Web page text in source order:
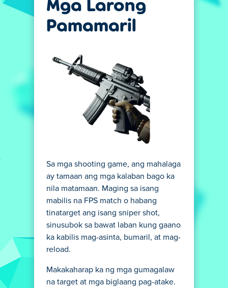
Pamamaril
Sa mga shooting game, ang mahalaga
ay tamaan ang mga kalaban bago ka
nila matamaan. Maging sa isang
mabilis na FPS match o habang
tinatarget ang isang sniper shot,
sinusubok sa bawat laban kung gaano
ka kabilis mag-asinta, bumaril, at mag-
reload.
Makakaharap ka ng mga gumagalaw
na target at mga biglaang pag-atake.